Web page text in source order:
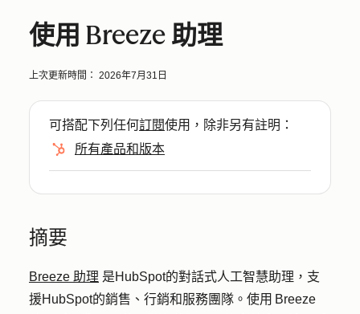
使用 Breeze 助理
上次更新時間： 2026年7月31日
可搭配下列任何訂閱使用，除非另有註明：
所有產品和版本
摘要
Breeze 助理 是HubSpot的對話式人工智慧助理，支
援HubSpot的銷售、行銷和服務團隊。使用 Breeze